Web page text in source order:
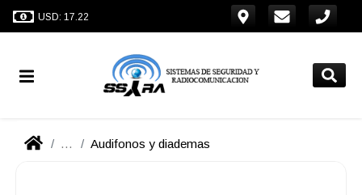
USD: 17.22
... Audifonos y diademas